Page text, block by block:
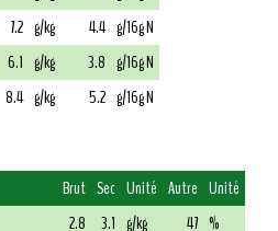
7.2 g/kg 4.4 g/16g N
6.1 g/kg 3.8 g/16g N
8.4 g/kg 5.2 g/16g N
Brut Sec Unité Autre Unité
2.8 3.1 g/kg 47 %